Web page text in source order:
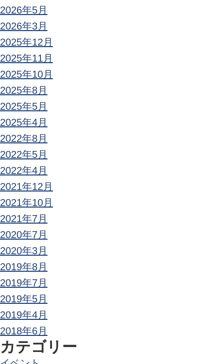
2026年5月
2026年3月
2025年12月
2025年11月
2025年10月
2025年8月
2025年5月
2025年4月
2022年8月
2022年5月
2022年4月
2021年12月
2021年10月
2021年7月
2020年7月
2020年3月
2019年8月
2019年7月
2019年5月
2019年4月
2018年6月
カテゴリー